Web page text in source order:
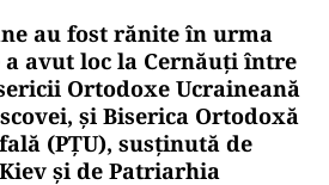
au fost rănite în urma
avut loc la Cernăuți între
Ortodoxe Ucraineană
și Biserica Ortodoxă
(PȚU), susținută de
și de Patriarhia